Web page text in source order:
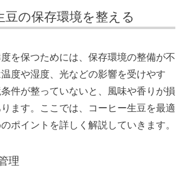
豆の保存環境を整える
を保つためには、保存環境の整備が不
度や湿度、光などの影響を受けやす
件が整っていないと、風味や香りが損
ます。ここでは、コーヒー生豆を最適
ポイントを詳しく解説していきます。
理